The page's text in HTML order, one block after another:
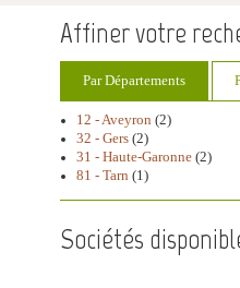
Affiner votre
Par Départements
12 - Aveyron (2)
32 - Gers (2)
31 - Haute-Garonne (2)
81 - Tarn (1)
Sociétés